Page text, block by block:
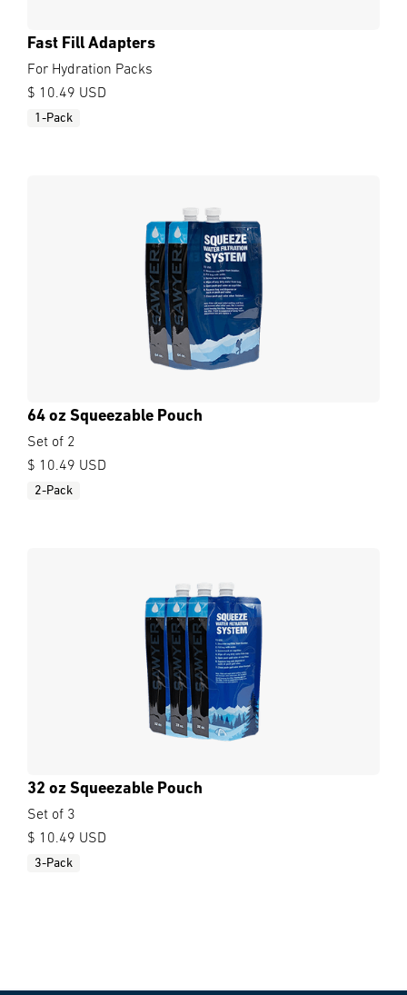
Fast Fill Adapters
For Hydration Packs
$ 10.49 USD
1-Pack
64 oz Squeezable Pouch
Set of 2
$ 10.49 USD
2-Pack
32 oz Squeezable Pouch
Set of 3
$ 10.49 USD
3-Pack